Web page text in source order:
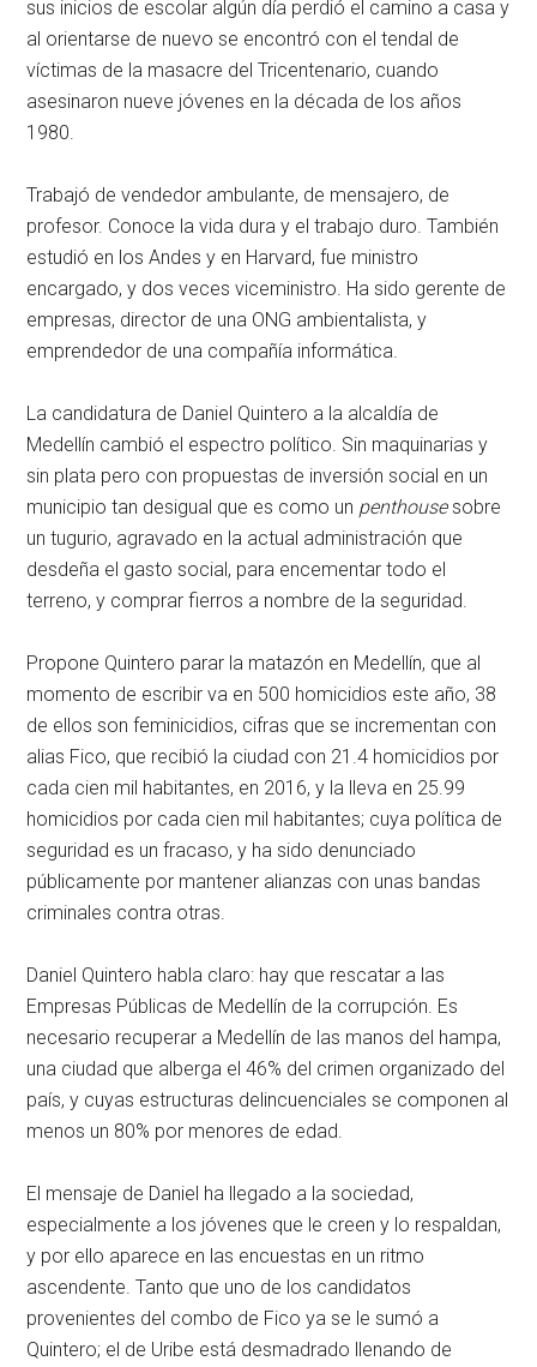
sus inicios de escolar algún día perdió el camino a casa y
al orientarse de nuevo se encontró con el tendal de
víctimas de la masacre del Tricentenario, cuando
asesinaron nueve jóvenes en la década de los años
1980.
Trabajó de vendedor ambulante, de mensajero, de
profesor. Conoce la vida dura y el trabajo duro. También
estudió en los Andes y en Harvard, fue ministro
encargado, y dos veces viceministro. Ha sido gerente de
empresas, director de una ONG ambientalista, y
emprendedor de una compañía informática.
La candidatura de Daniel Quintero a la alcaldía de
Medellín cambió el espectro político. Sin maquinarias y
sin plata pero con propuestas de inversión social en un
municipio tan desigual que es como un penthousesobre
un tugurio, agravado en la actual administración que
desdeña el gasto social, para encementar todo el
terreno, y comprar fierros a nombre de la seguridad.
Propone Quintero parar la matazón en Medellín, que al
momento de escribir va en 500 homicidios este año, 38
de ellos son feminicidios, cifras que se incrementan con
alias Fico, que recibió la ciudad con 21.4 homicidios por
cada cien mil habitantes, en 2016, y la lleva en 25.99
homicidios por cada cien mil habitantes; cuya política de
seguridad es un fracaso, y ha sido denunciado
públicamente por mantener alianzas con unas bandas
criminales contra otras.
Daniel Quintero habla claro: hay que rescatar a las
Empresas Públicas de Medellín de la corrupción. Es
necesario recuperar a Medellín de las manos del hampa,
una ciudad que alberga el 46% del crimen organizado del
país, y cuyas estructuras delincuenciales se componen al
menos un 80% por menores de edad.
El mensaje de Daniel ha llegado a la sociedad,
especialmente a los jóvenes que le creen y lo respaldan,
y por ello aparece en las encuestas en un ritmo
ascendente. Tanto que uno de los candidatos
provenientes del combo de Fico ya se le sumó a
Quintero; el de Uribe está desmadrado llenando de